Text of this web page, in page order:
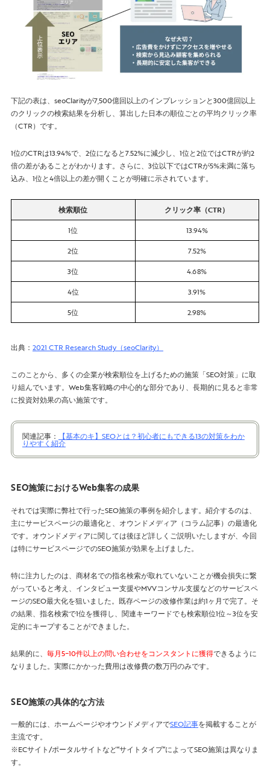
下記の表は、seoClarityが7,500億回以上のインプレッションと300億回以上
のクリックの検索結果を分析し、算出した日本の順位ごとの平均クリック率
（CTR）です。
1位のCTRは13.94%で、2位になると7.52%に減少し、1位と2位ではCTRが約2
倍の差があることがわかります。さらに、3位以下ではCTRが5%未満に落ち
込み、1位と4倍以上の差が開くことが明確に示されています。
検索順位
クリック率（CTR）
1位
13.94%
2位
7.52%
3位
4.68%
4位
3.91%
5位
2.98%
出典： 2021 CTR Research Study（seoClarity）
このことから、多くの企業が検索順位を上げるための施策「SEO対策」に取
り組んでいます。Web集客戦略の中心的な部分であり、長期的に見ると非常
に投資対効果の高い施策です。
関連記事： 【基本のキ】SEOとは？初心者にもできる13の対策をわか
りやすく紹介
SEO施策におけるWeb集客の成果
それでは実際に弊社で行ったSEO施策の事例を紹介します。紹介するのは、
主にサービスページの最適化と、オウンドメディア（コラム記事）の最適化
です。オウンドメディアに関しては後ほど詳しくご説明いたしますが、今回
は特にサービスページでのSEO施策が効果を上げました。
特に注力したのは、商材名での指名検索が取れていないことが機会損失に繋
がっていると考え、インタビュー支援やMVVコンサル支援などのサービスペ
ージのSEO最大化を狙いました。既存ページの改修作業は約1ヶ月で完了。そ
の結果、指名検索で1位を獲得し、関連キーワードでも検索順位1位～3位を安
定的にキープすることができました。
結果的に、 毎月5~10件以上の問い合わせをコンスタントに獲得できるように
なりました。実際にかかった費用は改修費の数万円のみです。
SEO施策の具体的な方法
一般的には、ホームページやオウンドメディアでSEO記事を掲載することが
主流です。
※ECサイト/ポータルサイトなど”サイトタイプ”によってSEO施策は異なりま
す。